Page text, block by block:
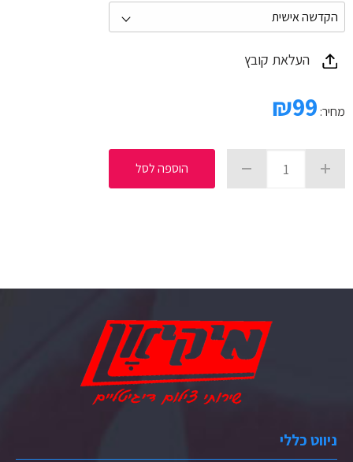
העלאת קובץ
מחיר: ₪99
הוספה לסל
ניווט כללי